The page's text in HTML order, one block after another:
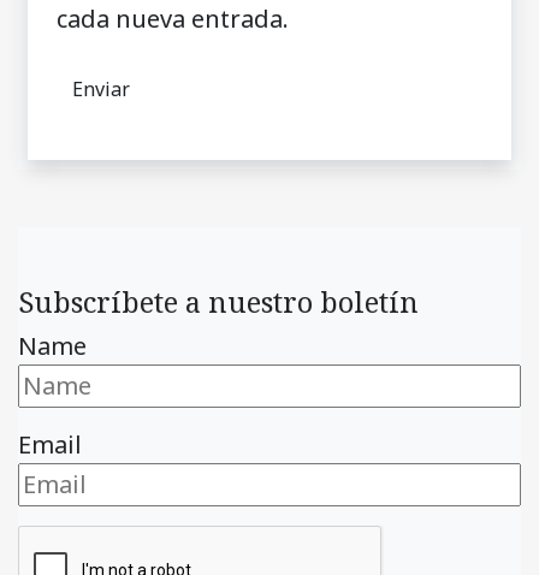
cada nueva entrada.
Subscríbete a nuestro boletín
Name
Email